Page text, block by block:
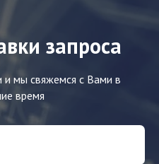
запроса
и мы свяжемся с Вами в
время